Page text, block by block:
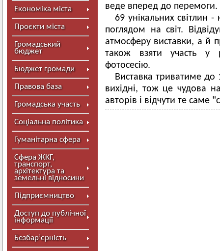
Економіка міста
Проєкти міста
Громадський
бюджет
Бюджет громади
Правова база
Громадська участь
Соціальна політика
Гуманітарна сфера
Сфера ЖКГ,
транспорт,
архітектура та
земельні відносини
Підприємництво
Доступ до публічної
інформації
Безбар’єрність
веде вперед до перемоги.
69 унікальних світлин
поглядом на світ.
атмосферу виставки, а й
також взяти участь у
фотосесію.
Виставка триватиме
вихідні, тож це чудова
авторів і відчути те саме